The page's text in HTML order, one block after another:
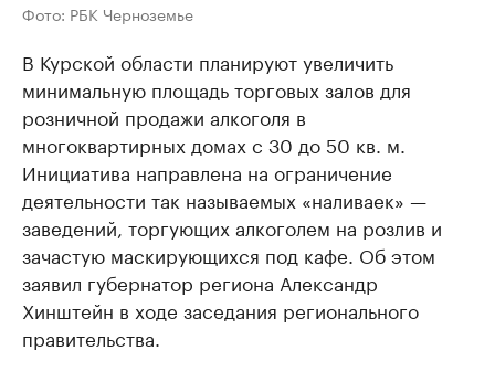
Фото: РБК Черноземье
В Курской области планируют увеличить
минимальную площадь торговых залов для
розничной продажи алкоголя в
многоквартирных домах с 30 до 50 кв. м.
Инициатива направлена на ограничение
деятельности так называемых «наливаек» —
заведений, торгующих алкоголем на розлив и
зачастую маскирующихся под кафе. Об этом
заявил губернатор региона Александр
Хинштейн в ходе заседания регионального
правительства.